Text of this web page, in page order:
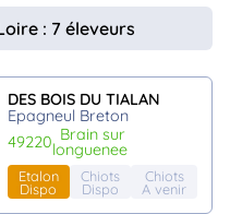
: 7 éleveurs
DES BOIS DU TIALAN
Epagneul Breton
49220 brain sur
longuenee
Etalon
Dispo
Chiots
Dispo
Chiots
A venir